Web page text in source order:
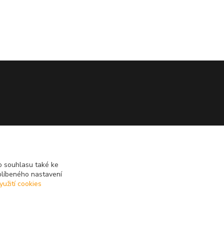
souhlasu také ke
nastavení
cookies